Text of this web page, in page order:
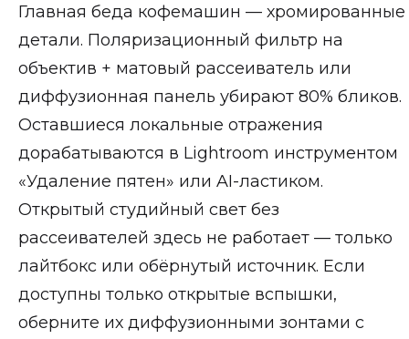
Главная беда кофемашин — хромированные
детали. Поляризационный фильтр на
объектив + матовый рассеиватель или
диффузионная панель убирают 80% бликов.
Оставшиеся локальные отражения
дорабатываются в Lightroom инструментом
«Удаление пятен» или AI-ластиком.
Открытый студийный свет без
рассеивателей здесь не работает — только
лайтбокс или обёрнутый источник. Если
доступны только открытые вспышки,
оберните их диффузионными зонтами с